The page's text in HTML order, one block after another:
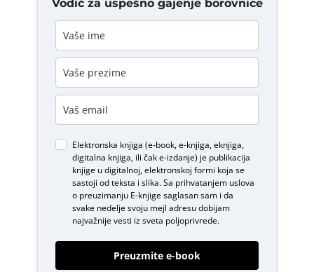
Vodič za uspešno gajenje borovnice
Elektronska knjiga (e-book, e-knjiga, eknjiga,
digitalna knjiga, ili čak e-izdanje) je publikacija
knjige u digitalnoj, elektronskoj formi koja se
sastoji od teksta i slika. Sa prihvatanjem uslova
o preuzimanju E-knjigesaglasan sam i da
svake nedelje svoju mejl adresu dobijam
najvažnije vesti iz sveta poljoprivrede.
Preuzmite e-book